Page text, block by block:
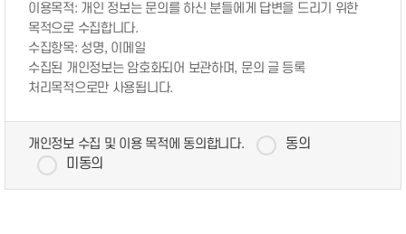
이용목적: 개인 정보는 문의를 하신 분들에게 답변을 드리기 위한
목적으로 수집합니다.
수집항목: 성명, 이메일
수집된 개인정보는 암호화되어 보관하며, 문의 글 등록
처리목적으로만 사용됩니다.
개인정보 수집 및 이용 목적에 동의합니다.
동의
미동의